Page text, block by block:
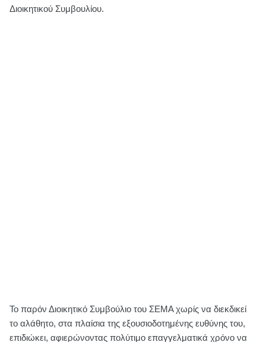
Διοικητικού Συμβουλίου.
Το παρόν Διοικητικό Συμβούλιο του ΣΕΜΑ χωρίς να διεκδικεί
το αλάθητο, στα πλαίσια της εξουσιοδοτημένης ευθύνης του,
επιδιώκει, αφιερώνοντας πολύτιμο επαγγελματικά χρόνο να